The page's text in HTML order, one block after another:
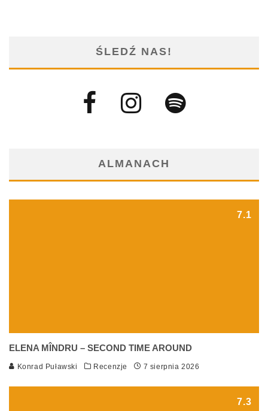
ŚLEDŹ NAS!
ALMANACH
7.1
ELENA MÎNDRU – SECOND TIME AROUND
Konrad Puławski Recenzje 7 sierpnia 2026
7.3